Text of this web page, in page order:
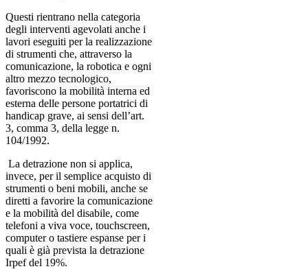
Questi rientrano nella categoria
degli interventi agevolati anche i
lavori eseguiti per la realizzazione
di strumenti che, attraverso la
comunicazione, la robotica e ogni
altro mezzo tecnologico,
favoriscono la mobilità interna ed
esterna delle persone portatrici di
handicap grave, ai sensi dell’art.
3, comma 3, della legge n.
104/1992.
La detrazione non si applica,
invece, per il semplice acquisto di
strumenti o beni mobili, anche se
diretti a favorire la comunicazione
e la mobilità del disabile, come
telefoni a viva voce, touchscreen,
computer o tastiere espanse per i
quali è già prevista la detrazione
Irpef del 19%.